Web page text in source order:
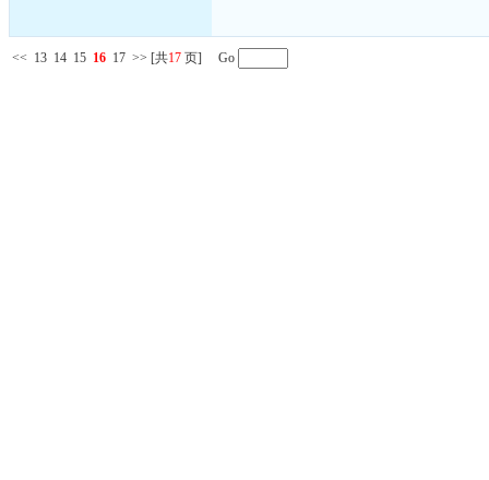
<< 13 14 15 16 17 >> [共17 页] Go